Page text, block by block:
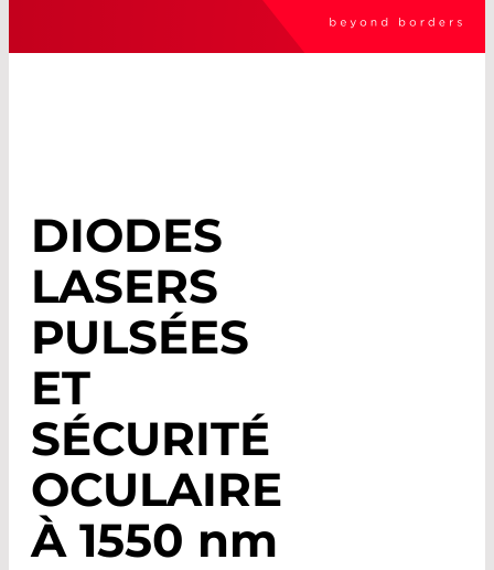
DIODES
LASERS
PULSÉES
ET
SÉCURITÉ
OCULAIRE
À 1550 nm